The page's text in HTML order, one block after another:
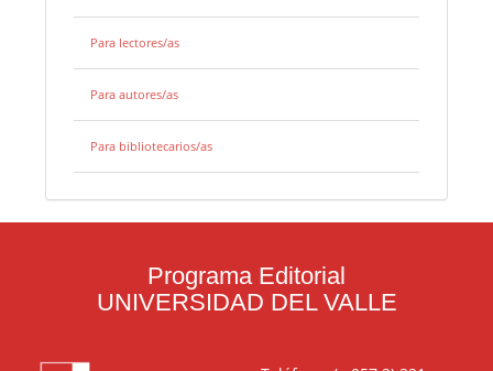
Para lectores/as
Para autores/as
Para bibliotecarios/as
Programa Editorial
UNIVERSIDAD DEL VALLE